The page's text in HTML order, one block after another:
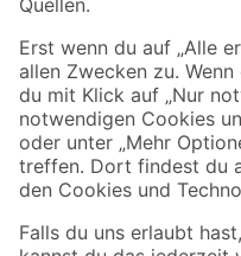
Sicher einkaufen
Jetzt die toom-App